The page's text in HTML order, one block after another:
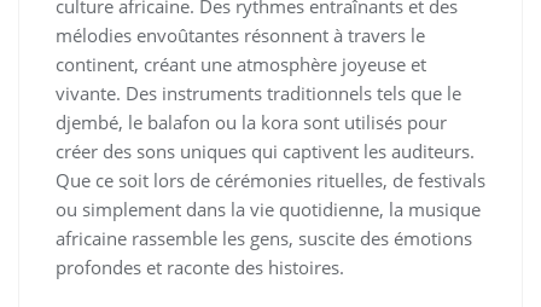
culture africaine. Des rythmes entraînants et des
mélodies envoûtantes résonnent à travers le
continent, créant une atmosphère joyeuse et
vivante. Des instruments traditionnels tels que le
djembé, le balafon ou la kora sont utilisés pour
créer des sons uniques qui captivent les auditeurs.
Que ce soit lors de cérémonies rituelles, de festivals
ou simplement dans la vie quotidienne, la musique
africaine rassemble les gens, suscite des émotions
profondes et raconte des histoires.